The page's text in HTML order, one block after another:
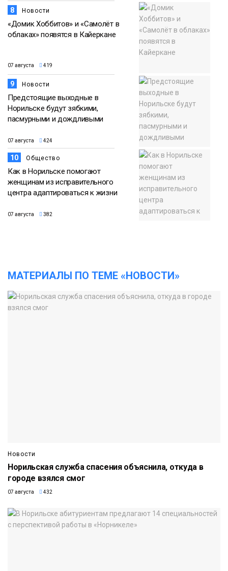
8 Новости
«Домик Хоббитов» и «Самолёт в
облаках» появятся в Кайеркане
07 августа 419
9 Новости
Предстоящие выходные в
Норильске будут зябкими,
пасмурными и дождливыми
07 августа 424
10 Общество
Как в Норильске помогают
женщинам из исправительного
центра адаптироваться к жизни
07 августа 382
МАТЕРИАЛЫ ПО ТЕМЕ «НОВОСТИ»
Новости
Норильская служба спасения объяснила, откуда в
городе взялся смог
07 августа 432